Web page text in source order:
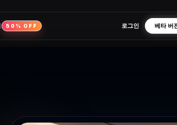
50% OFF 로그인 베타 버